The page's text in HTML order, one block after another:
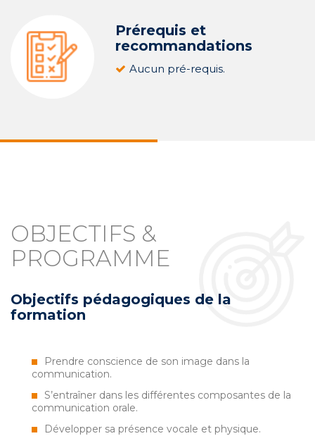
Prérequis et
recommandations
Aucun pré-requis.
OBJECTIFS &
PROGRAMME
Objectifs pédagogiques de la
formation
Prendre conscience de son image dans la
communication.
S’entraîner dans les différentes composantes de la
communication orale.
Développer sa présence vocale et physique.